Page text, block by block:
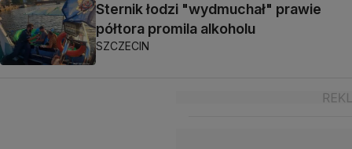
Sternik łodzi "wydmuchał" prawie
półtora promila alkoholu
SZCZECIN